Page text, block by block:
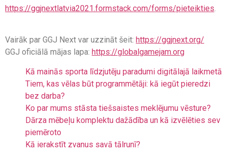
https://ggjnextlatvia2021.formstack.com/forms/pieteikties.
Vairāk par GGJ Next var uzzināt šeit: https://ggjnext.org/
GGJ oficiālā mājas lapa: https://globalgamejam.org
Kā mainās sporta līdzjutēju paradumi digitālajā laikmetā
Tiem, kas vēlas būt programmētāji: kā iegūt pieredzi
bez darba?
Ko par mums stāsta tiešsaistes meklējumu vēsture?
Dārza mēbeļu komplektu dažādība un kā izvēlēties sev
piemēroto
Kā ierakstīt zvanus savā tālrunī?